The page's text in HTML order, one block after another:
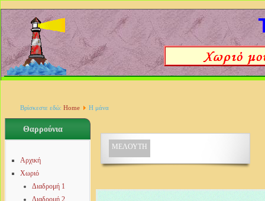
Βρίσκεστε εδώ: Home Η μάνα
Θαρρούνια
Αρχική
Χωριό
Διαδρομή 1
Διαδρομή 2
ΜΕΛΟΥΤΗ